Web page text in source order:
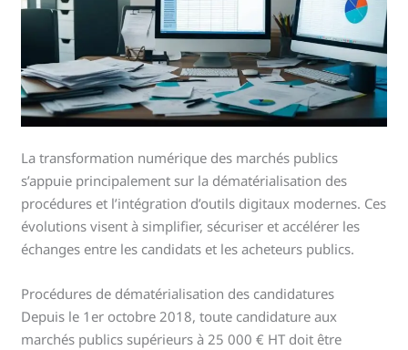
La transformation numérique des marchés publics
s’appuie principalement sur la dématérialisation des
procédures et l’intégration d’outils digitaux modernes. Ces
évolutions visent à simplifier, sécuriser et accélérer les
échanges entre les candidats et les acheteurs publics.
Procédures de dématérialisation des candidatures
Depuis le 1er octobre 2018, toute candidature aux
marchés publics supérieurs à 25 000 € HT doit être